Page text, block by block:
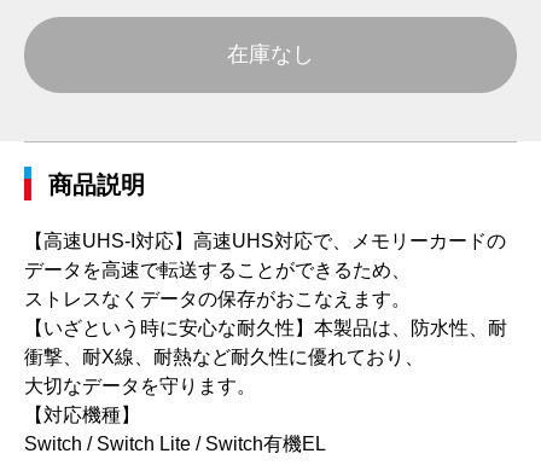
在庫なし
商品説明
【高速UHS-I対応】高速UHS対応で、メモリーカードの
データを高速で転送することができるため、
ストレスなくデータの保存がおこなえます。
【いざという時に安心な耐久性】本製品は、防水性、耐
衝撃、耐X線、耐熱など耐久性に優れており、
大切なデータを守ります。
【対応機種】
Switch / Switch Lite / Switch有機EL